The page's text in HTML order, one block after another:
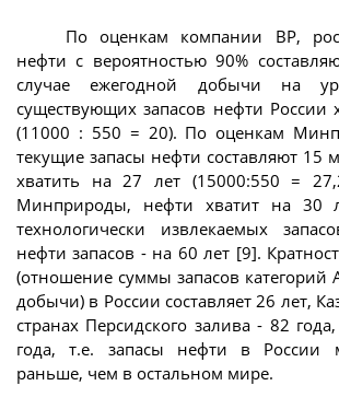
По оценкам компании BP,
нефти с вероятностью 90%
случае ежегодной добычи на
существующих запасов нефти России
(11000 : 550 = 20). По оценкам
текущие запасы нефти составляют 15
хватить на 27 лет (15000:550 =
Минприроды, нефти хватит на 30
технологически извлекаемых
нефти запасов - на 60 лет [9].
(отношение суммы запасов категорий
добычи) в России составляет 26 лет,
странах Персидского залива - 82
года, т.е. запасы нефти в России
раньше, чем в остальном мире.